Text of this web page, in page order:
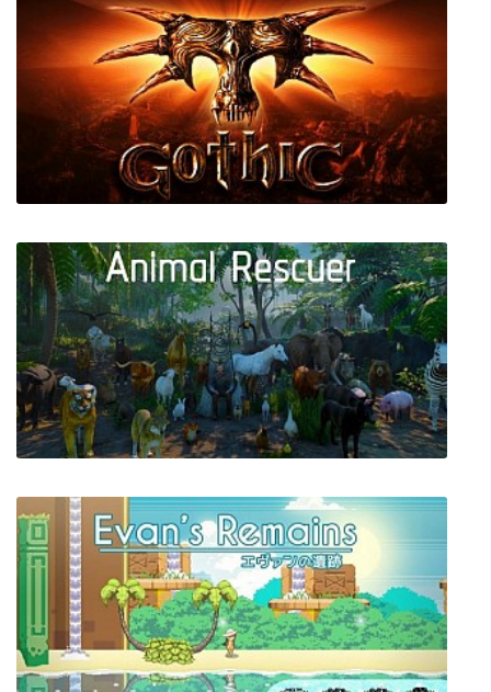
The Sojourn
Gothic 1 (Готика 1)
Animal Rescuer